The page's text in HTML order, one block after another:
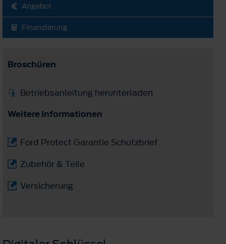
Angebot
Finanzierung
Broschüren
Betriebsanleitung herunterladen
Weitere Informationen
Ford Protect Garantie Schutzbrief
Zubehör & Teile
Versicherung